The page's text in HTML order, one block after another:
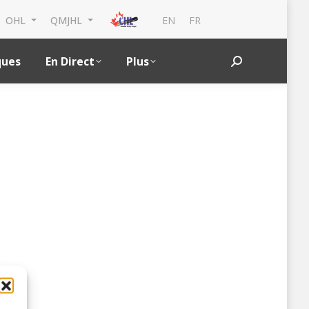
OHL QMJHL EN FR
En Direct Plus Search: